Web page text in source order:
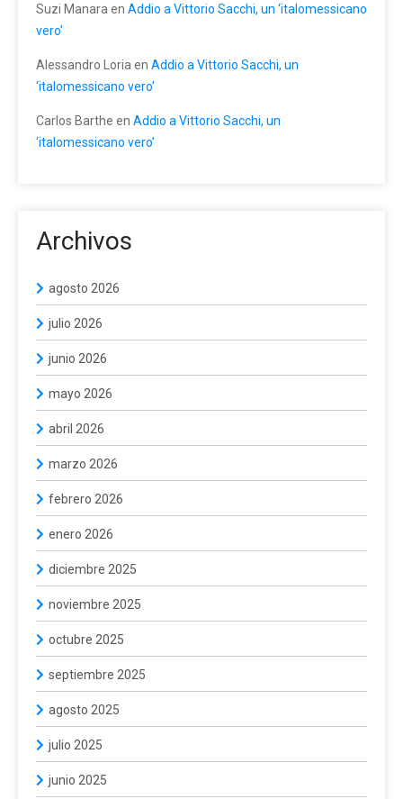
Suzi Manara en Addio a Vittorio Sacchi, un ‘italomessicano
vero’
Alessandro Loria en Addio a Vittorio Sacchi, un
‘italomessicano vero’
Carlos Barthe en Addio a Vittorio Sacchi, un
‘italomessicano vero’
Archivos
agosto 2026
julio 2026
junio 2026
mayo 2026
abril 2026
marzo 2026
febrero 2026
enero 2026
diciembre 2025
noviembre 2025
octubre 2025
septiembre 2025
agosto 2025
julio 2025
junio 2025